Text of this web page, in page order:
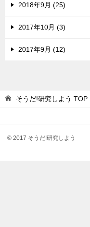
2018年9月 (25)
2017年10月 (3)
2017年9月 (12)
そうだ!研究しよう TOP
© 2017 そうだ!研究しよう